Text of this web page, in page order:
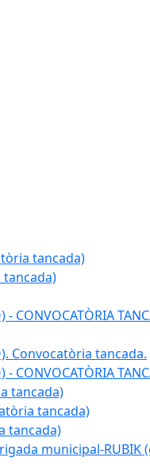
tancada)
Convocatòria tancada.
tancada)
tancada)
tancada)
municipal-RUBIK